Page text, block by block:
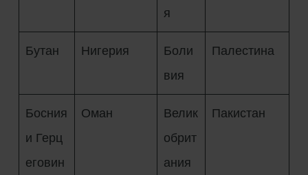
я
Бутан Нигерия
Боли
вия
Палестина
Босния
и Герц
еговин
Оман
Велик
обрит
ания
Пакистан